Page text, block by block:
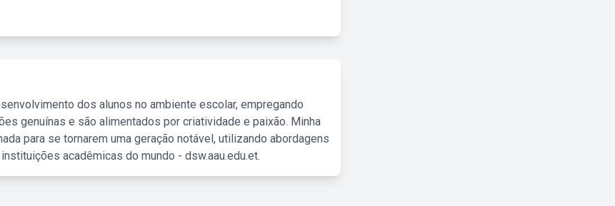
dos alunos no ambiente escolar, empregando
genuínas e são alimentados por criatividade e paixão. Minha
para se tornarem uma geração notável, utilizando abordagens
acadêmicas do mundo - dsw.aau.edu.et.